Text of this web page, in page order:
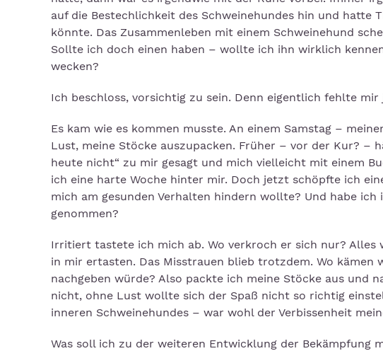
auf die Bestechlichkeit des Schweinehundes hin und hatte
könnte. Das Zusammenleben mit einem Schweinehund
Sollte ich doch einen haben – wollte ich ihn wirklich
wecken?
Ich beschloss, vorsichtig zu sein. Denn eigentlich fehlte
Es kam wie es kommen musste. An einem Samstag –
Lust, meine Stöcke auszupacken. Früher – vor der Kur? –
heute nicht“ zu mir gesagt und mich vielleicht mit einem
ich eine harte Woche hinter mir. Doch jetzt schöpfte ich
mich am gesunden Verhalten hindern wollte? Und habe
genommen?
Irritiert tastete ich mich ab. Wo verkroch er sich nur? Alles
in mir ertasten. Das Misstrauen blieb trotzdem. Wo kämen
nachgeben würde? Also packte ich meine Stöcke aus und
nicht, ohne Lust wollte sich der Spaß nicht so richtig
inneren Schweinehundes – war wohl der Verbissenheit
Was soll ich zu der weiteren Entwicklung der Bekämpfung